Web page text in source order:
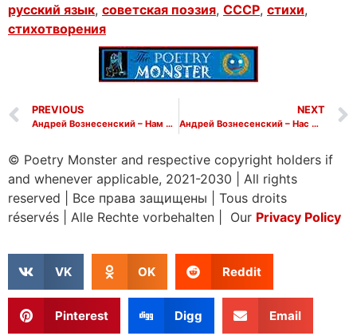
русский язык, советская поэзия, СССР, стихи,
стихотворения
PREVIOUS
Андрей Вознесенский – Нам продавшим
NEXT
Андрей Вознесенский – Нас много, Нас может быть четверо
© Poetry Monster and respective copyright holders if
and whenever applicable, 2021-2030
All rights
reserved
Все права защищены
Tous droits
réservés
Alle Rechte vorbehalten | Our Privacy Policy
VK OK Reddit
Pinterest Digg Email